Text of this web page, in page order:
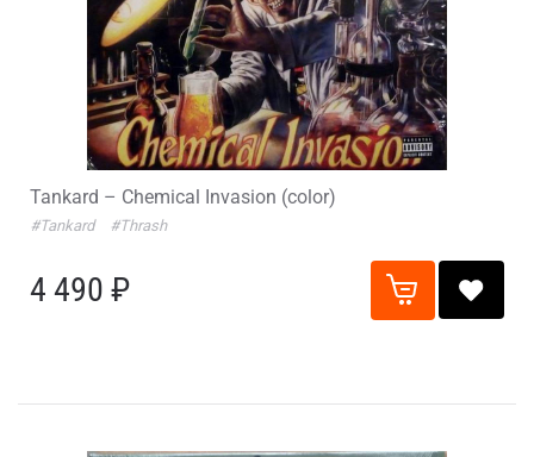
Tankard – Chemical Invasion (color)
#Tankard #Thrash
4 490 ₽